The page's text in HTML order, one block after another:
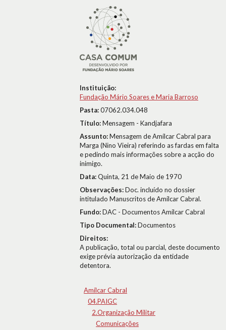
Instituição:
Fundação Mário Soares e Maria Barroso
Pasta:07062.034.048
Título:Mensagem - Kandjafara
Assunto:Mensagem de Amílcar Cabral para
Marga (Nino Vieira) referindo as fardas em falta
e pedindo mais informações sobre a acção do
inimigo.
Data:Quinta, 21 de Maio de 1970
Observações:Doc. incluído no dossier
intitulado Manuscritos de Amílcar Cabral.
Fundo:DAC - Documentos Amílcar Cabral
Tipo Documental:Documentos
Direitos:
A publicação, total ou parcial, deste documento
exige prévia autorização da entidade
detentora.
Amílcar Cabral
04.PAIGC
2.Organização Militar
Comunicações